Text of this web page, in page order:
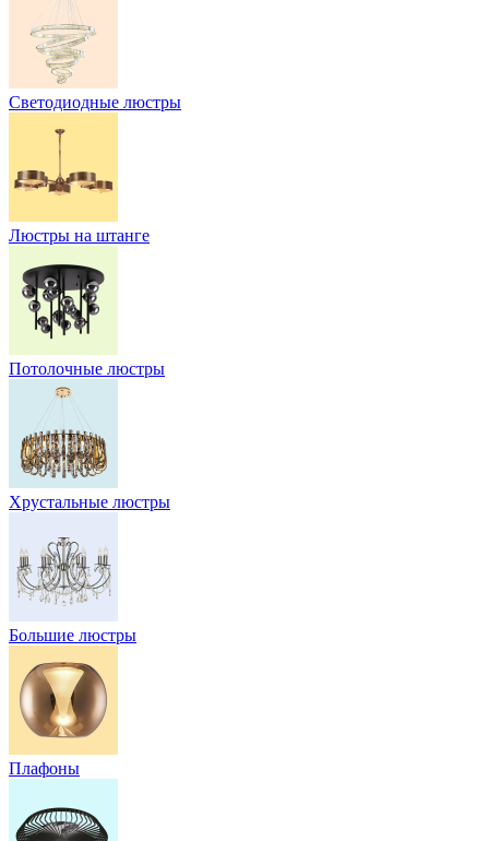
Светодиодные люстры
Люстры на штанге
Потолочные люстры
Хрустальные люстры
Большие люстры
Плафоны